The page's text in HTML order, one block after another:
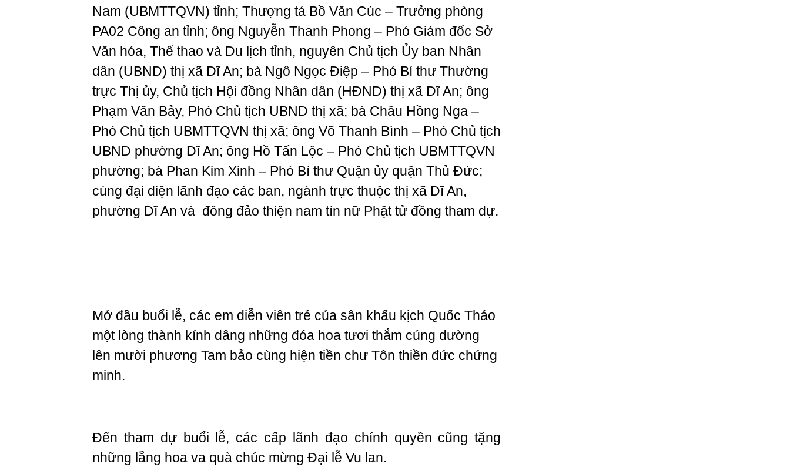
Nam (UBMTTQVN) tỉnh; Thượng tá Bồ Văn Cúc – Trưởng phòng
PA02 Công an tỉnh; ông Nguyễn Thanh Phong – Phó Giám đốc Sở
Văn hóa, Thể thao và Du lịch tỉnh, nguyên Chủ tịch Ủy ban Nhân
dân (UBND) thị xã Dĩ An; bà Ngô Ngọc Điệp – Phó Bí thư Thường
trực Thị ủy, Chủ tịch Hội đồng Nhân dân (HĐND) thị xã Dĩ An; ông
Phạm Văn Bảy, Phó Chủ tịch UBND thị xã; bà Châu Hồng Nga –
Phó Chủ tịch UBMTTQVN thị xã; ông Võ Thanh Bình – Phó Chủ tịch
UBND phường Dĩ An; ông Hồ Tấn Lộc – Phó Chủ tịch UBMTTQVN
phường; bà Phan Kim Xinh – Phó Bí thư Quận ủy quận Thủ Đức;
cùng đại diện lãnh đạo các ban, ngành trực thuộc thị xã Dĩ An,
phường Dĩ An và đông đảo thiện nam tín nữ Phật tử đồng tham dự.
Mở đầu buổi lễ, các em diễn viên trẻ của sân khấu kịch Quốc Thảo
một lòng thành kính dâng những đóa hoa tươi thắm cúng dường
lên mười phương Tam bảo cùng hiện tiền chư Tôn thiền đức chứng
minh.
Đến tham dự buổi lễ, các cấp lãnh đạo chính quyền cũng tặng
những lẵng hoa va quà chúc mừng Đại lễ Vu lan.